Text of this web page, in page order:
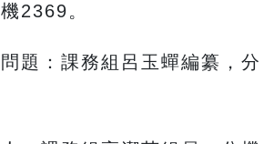
2369。
題：課務組呂玉蟬編纂，分